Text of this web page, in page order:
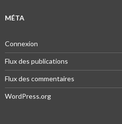
MÉTA
Connexion
Flux des publications
Flux des commentaires
WordPress.org